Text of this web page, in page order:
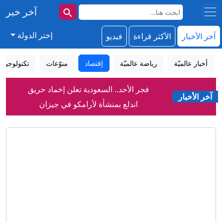
آخر خبر
آخر الأخبار الأكثر قراءة فيديو إختر الدولة
أخبار عالميّة رياضة عالميّة إقتصاد منوّعات تكنولوجيا
آخر الأخبار
فجر الأحد.. السعودية تعلن إخماد حريق
اندلع بمنشأة لأرامكو في جيزان
بعد عشرة أعوام.. هل نجح قانون الاندماج